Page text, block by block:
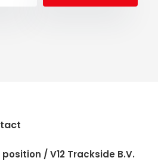
position / V12 Trackside B.V.